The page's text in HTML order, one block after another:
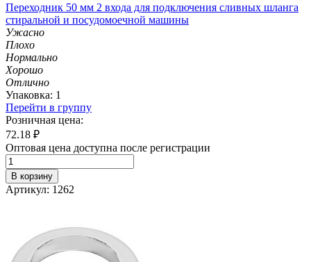
Переходник 50 мм 2 входа для подключения сливных шланга
стиральной и посудомоечной машины
Ужасно
Плохо
Нормально
Хорошо
Отлично
Упаковка: 1
Перейти в группу
Розничная цена:
72.18 ₽
Оптовая цена доступна после регистрации
В корзину
Артикул: 1262